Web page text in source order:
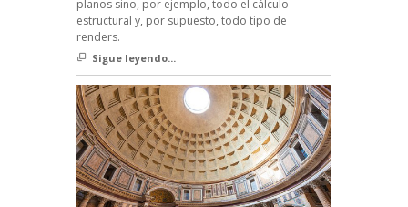
planos sino, por ejemplo, todo el cálculo
estructural y, por supuesto, todo tipo de
renders.
Sigue leyendo...